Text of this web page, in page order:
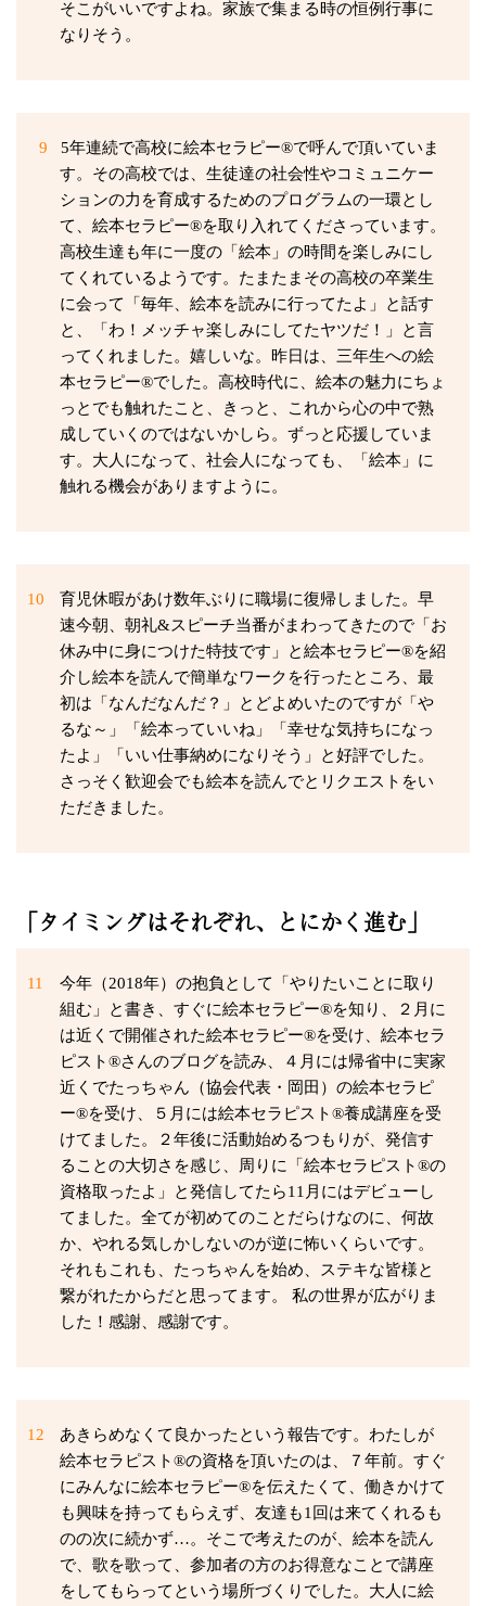
そこがいいですよね。家族で集まる時の恒例行事に
なりそう。
9
5年連続で高校に絵本セラピー®で呼んで頂いていま
す。その高校では、生徒達の社会性やコミュニケー
ションの力を育成するためのプログラムの一環とし
て、絵本セラピー®を取り入れてくださっています。
高校生達も年に一度の「絵本」の時間を楽しみにし
てくれているようです。たまたまその高校の卒業生
に会って「毎年、絵本を読みに行ってたよ」と話す
と、「わ！メッチャ楽しみにしてたヤツだ！」と言
ってくれました。嬉しいな。昨日は、三年生への絵
本セラピー®でした。高校時代に、絵本の魅力にちょ
っとでも触れたこと、きっと、これから心の中で熟
成していくのではないかしら。ずっと応援していま
す。大人になって、社会人になっても、「絵本」に
触れる機会がありますように。
10
育児休暇があけ数年ぶりに職場に復帰しました。早
速今朝、朝礼&スピーチ当番がまわってきたので「お
休み中に身につけた特技です」と絵本セラピー®を紹
介し絵本を読んで簡単なワークを行ったところ、最
初は「なんだなんだ？」とどよめいたのですが「や
るな～」「絵本っていいね」「幸せな気持ちになっ
たよ」「いい仕事納めになりそう」と好評でした。
さっそく歓迎会でも絵本を読んでとリクエストをい
ただきました。
「タイミングはそれぞれ、とにかく進む」
11
今年（2018年）の抱負として「やりたいことに取り
組む」と書き、すぐに絵本セラピー®を知り、２月に
は近くで開催された絵本セラピー®を受け、絵本セラ
ピスト®さんのブログを読み、４月には帰省中に実家
近くでたっちゃん（協会代表・岡田）の絵本セラピ
ー®を受け、５月には絵本セラピスト®養成講座を受
けてました。２年後に活動始めるつもりが、発信す
ることの大切さを感じ、周りに「絵本セラピスト®の
資格取ったよ」と発信してたら11月にはデビューし
てました。全てが初めてのことだらけなのに、何故
か、やれる気しかしないのが逆に怖いくらいです。
それもこれも、たっちゃんを始め、ステキな皆様と
繋がれたからだと思ってます。 私の世界が広がりま
した！感謝、感謝です。
12
あきらめなくて良かったという報告です。わたしが
絵本セラピスト®の資格を頂いたのは、７年前。すぐ
にみんなに絵本セラピー®を伝えたくて、働きかけて
も興味を持ってもらえず、友達も1回は来てくれるも
のの次に続かず…。そこで考えたのが、絵本を読ん
で、歌を歌って、参加者の方のお得意なことで講座
をしてもらってという場所づくりでした。大人に絵